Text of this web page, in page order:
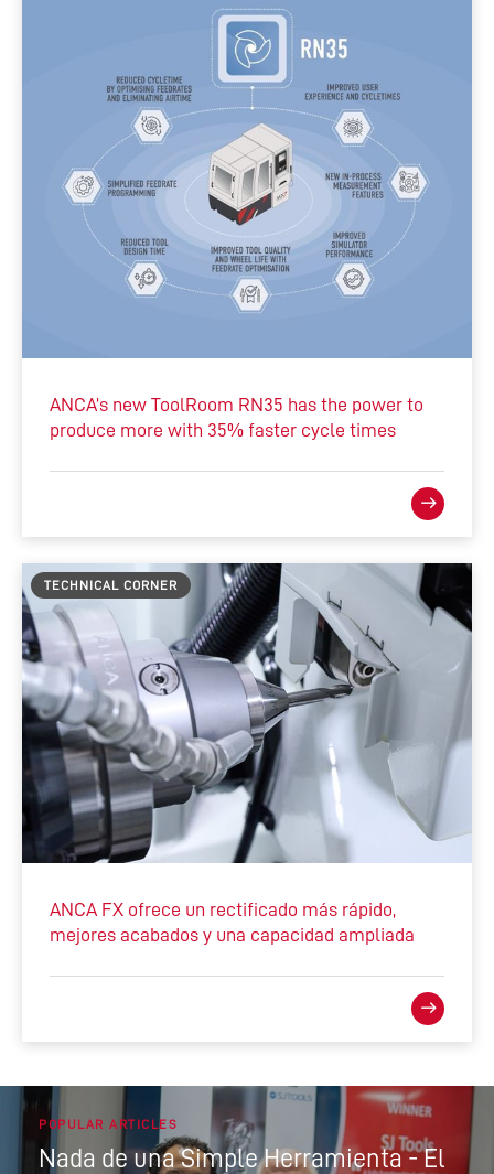
ANCA’s new ToolRoom RN35 has the power to
produce more with 35% faster cycle times
TECHNICAL CORNER
ANCA FX ofrece un rectificado más rápido,
mejores acabados y una capacidad ampliada
POPULAR ARTICLES
Nada de una Simple Herramienta - El